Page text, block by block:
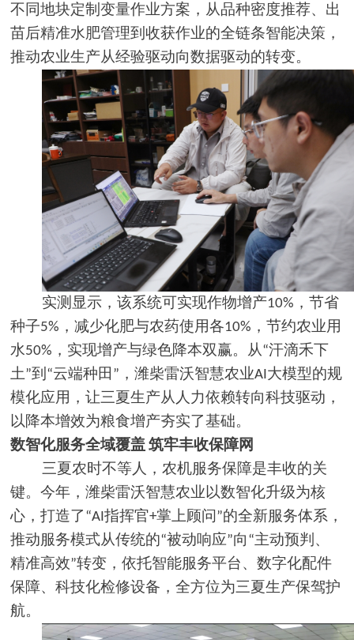
不同地块定制变量作业方案，从品种密度推荐、出
苗后精准水肥管理到收获作业的全链条智能决策，
推动农业生产从经验驱动向数据驱动的转变。
实测显示，该系统可实现作物增产10% ，节省
种子5% ，减少化肥与农药使用各10% ，节约农业用
水50% ，实现增产与绿色降本双赢。从“汗滴禾下
土”到 “云端种田 ” ，潍柴雷沃智慧农业AI大模型的规
模化应用，让三夏生产从人力依赖转向科技驱动，
以降本增效为粮食增产夯实了基础。
数智化服务全域覆盖 筑牢丰收保障网
三夏农时不等人，农机服务保障是丰收的关
键。今年，潍柴雷沃智慧农业以数智化升级为核
心，打造了 “AI指挥官+掌上顾问 ”的全新服务体系，
推动服务模式从传统的“被动响应”向 “主动预判、
精准高效”转变，依托智能服务平台、数字化配件
保障、科技化检修设备，全方位为三夏生产保驾护
航。